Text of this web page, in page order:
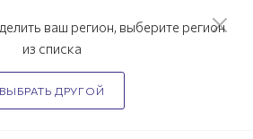
ваш регион, выберите регион
из списка
ВЫБРАТЬ ДРУГОЙ